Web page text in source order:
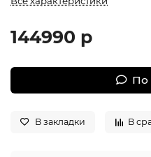
144990 р
По
В закладки В